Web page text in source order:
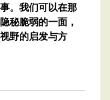
。我们可以在那
秘脆弱的一面，
野的启发与方